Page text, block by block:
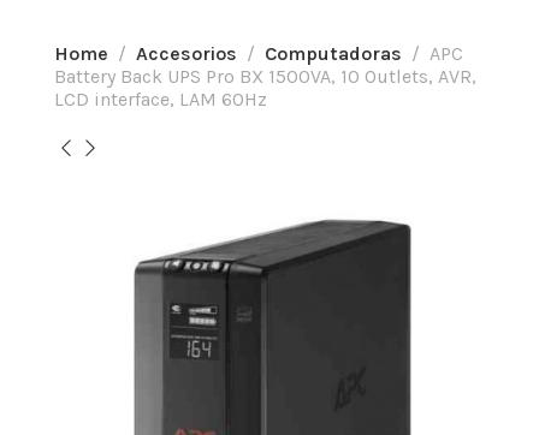
Home Accesorios Computadoras
APC
Battery Back UPS Pro BX 1500VA, 10 Outlets, AVR,
LCD interface, LAM 60Hz